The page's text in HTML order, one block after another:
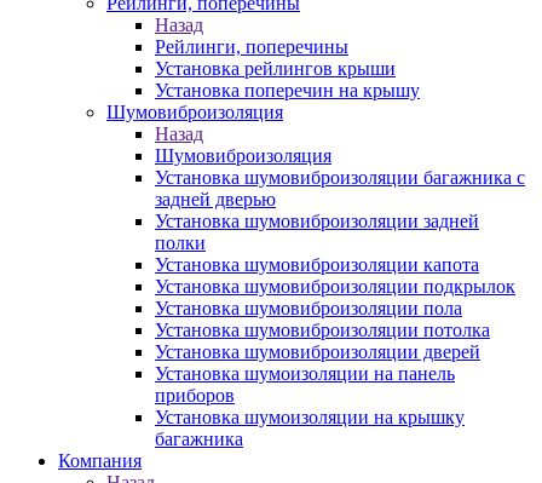
Назад
Рейлинги, поперечины
Установка рейлингов крыши
Установка поперечин на крышу
Шумовиброизоляция
Назад
Шумовиброизоляция
Установка шумовиброизоляции багажника с
задней дверью
Установка шумовиброизоляции задней
полки
Установка шумовиброизоляции капота
Установка шумовиброизоляции подкрылок
Установка шумовиброизоляции пола
Установка шумовиброизоляции потолка
Установка шумовиброизоляции дверей
Установка шумоизоляции на панель
приборов
Установка шумоизоляции на крышку
багажника
Компания